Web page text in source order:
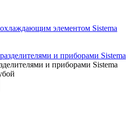
и приборами Sistema